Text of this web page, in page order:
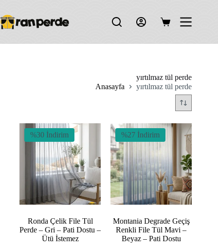
content
Shopping
yırtılmaz tül perde
Anasayfa
yırtılmaz tül perde
%30 İndirim
Ronda Çelik File Tül
Perde – Gri – Pati Dostu –
Ütü İstemez
%27 İndirim
Montania Degrade Geçiş
Renkli File Tül Mavi –
Beyaz – Pati Dostu